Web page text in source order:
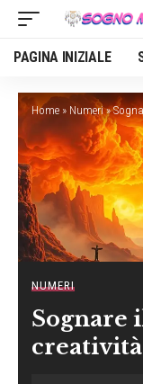
PAGINA INIZIALE
Home » Numeri»
NUMERI
Sognare